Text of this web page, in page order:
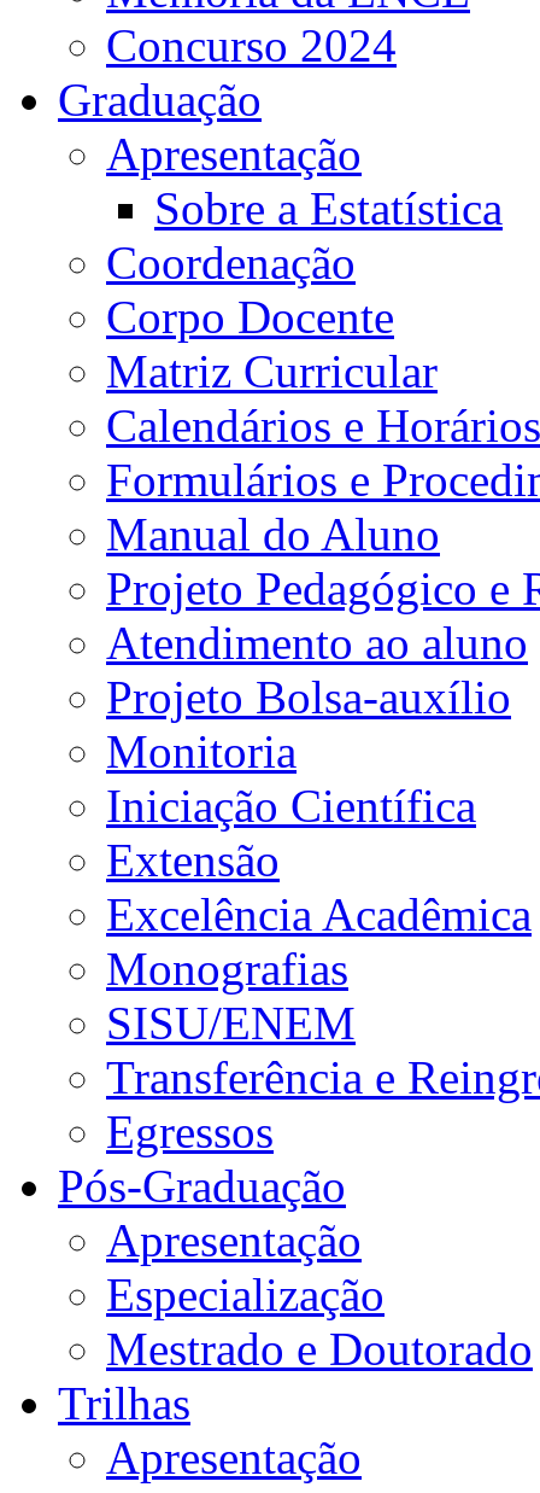
Concurso 2024
Graduação
Apresentação
Sobre a Estatística
Coordenação
Corpo Docente
Matriz Curricular
Calendários e Horários
Formulários e
Manual do Aluno
Projeto Pedagógico e
Atendimento ao aluno
Projeto Bolsa-auxílio
Monitoria
Iniciação Científica
Extensão
Excelência Acadêmica
Monografias
SISU/ENEM
Transferência e
Egressos
Pós-Graduação
Apresentação
Especialização
Mestrado e Doutorado
Trilhas
Apresentação